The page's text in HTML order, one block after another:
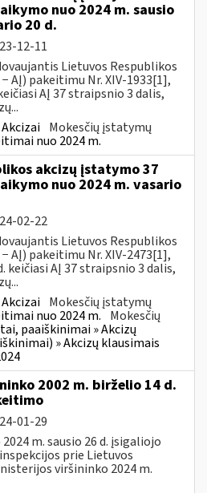
nuo 2024 m. sausio
20 d.
12-11
Lietuvos Respublikos
AĮ) pakeitimu Nr. XIV-1933[1],
AĮ 37 straipsnio 3 dalis,
Akcizai Mokesčių įstatymų
nuo 2024 m.
akcizų įstatymo 37
nuo 2024 m. vasario
02-22
Lietuvos Respublikos
AĮ) pakeitimu Nr. XIV-2473[1],
keičiasi AĮ 37 straipsnio 3 dalis,
Akcizai Mokesčių įstatymų
nuo 2024 m. Mokesčių
paaiškinimai » Akcizų
» Akcizų klausimais
2002 m. birželio 14 d.
01-29
m. sausio 26 d. įsigaliojo
inspekcijos prie Lietuvos
viršininko 2024 m.